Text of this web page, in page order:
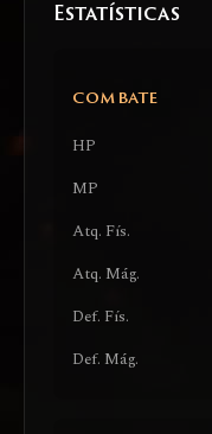
Estatísticas
COMBATE
HP
MP
Atq. Fís.
Atq. Mág.
Def. Fís.
Def. Mág.